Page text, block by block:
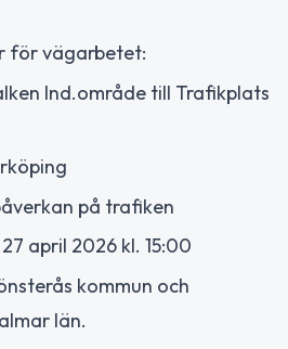
för vägarbetet:
Ind.område till Trafikplats
på trafiken
april 2026 kl. 15:00
kommun och
län.